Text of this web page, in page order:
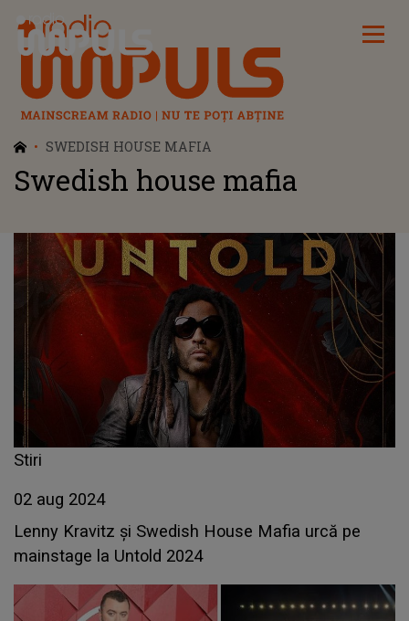
Radio Impuls
SWEDISH HOUSE MAFIA
Swedish house mafia
Stiri
02 aug 2024
Lenny Kravitz şi Swedish House Mafia urcă pe
mainstage la Untold 2024